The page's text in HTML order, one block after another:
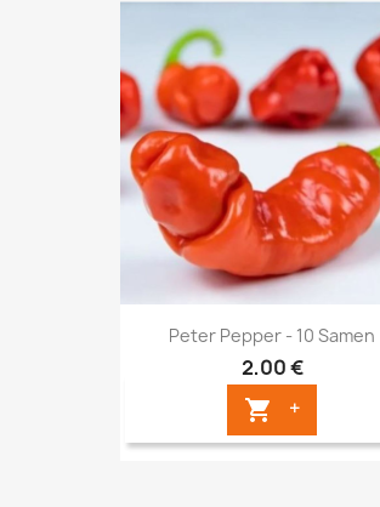
Peter Pepper - 10 Samen
2,00 €
 +